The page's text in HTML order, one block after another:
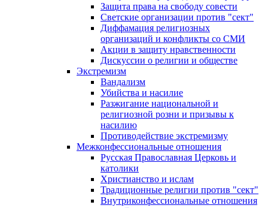
Защита права на свободу совести
Светские организации против "сект"
Диффамация религиозных
организаций и конфликты со СМИ
Акции в защиту нравственности
Дискуссии о религии и обществе
Экстремизм
Вандализм
Убийства и насилие
Разжигание национальной и
религиозной розни и призывы к
насилию
Противодействие экстремизму
Межконфессиональные отношения
Русская Православная Церковь и
католики
Христианство и ислам
Традиционные религии против "сект"
Внутриконфессиональные отношения